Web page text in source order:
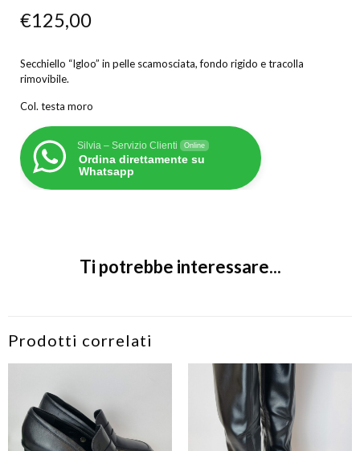
€125,00
Secchiello “Igloo” in pelle scamosciata, fondo rigido e tracolla
rimovibile.
Col. testa moro
Silvia – Servizio Clienti Online
Ordina direttamente su
Whatsapp
Ti potrebbe interessare...
Prodotti correlati